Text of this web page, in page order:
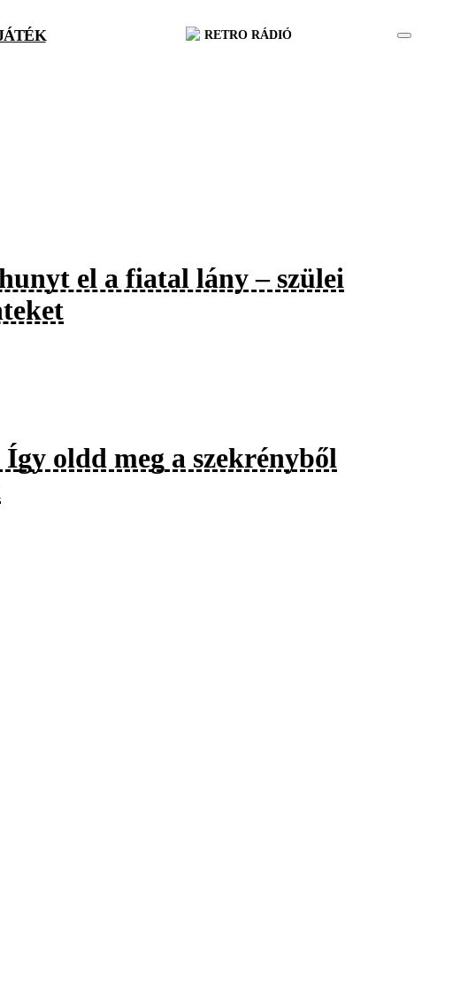
RETRO RÁDIÓ
el a fiatal lány – szülei
oldd meg a szekrényből